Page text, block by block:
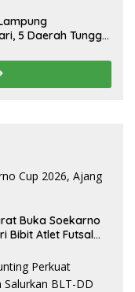
5 Daerah Tunggu
Buka Soekarno
Bibit Atlet Futsal